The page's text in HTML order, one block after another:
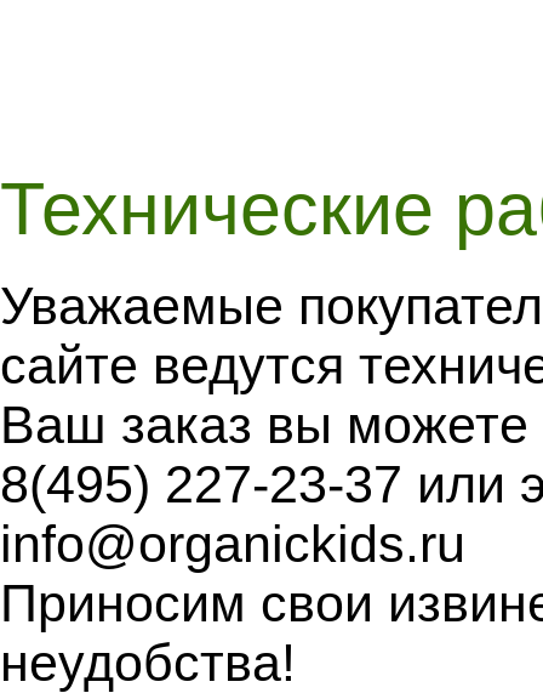
Технические
Уважаемые
сайте ведутся
Ваш заказ вы
8(495) 227-23-37 или
info@organickids.ru
Приносим свои
неудобства!